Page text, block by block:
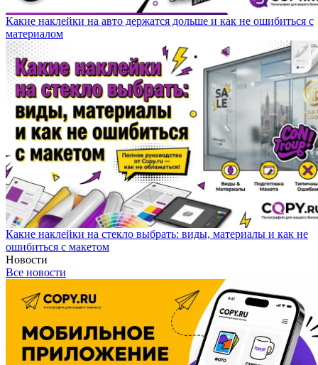
Какие наклейки на авто держатся дольше и как не ошибиться с
материалом
Какие наклейки на стекло выбрать: виды, материалы и как не
ошибиться с макетом
Новости
Все новости